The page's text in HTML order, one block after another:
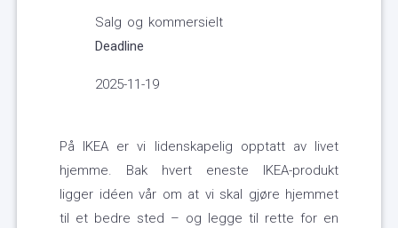
Salg og kommersielt
Deadline
2025-11-19
På IKEA er vi lidenskapelig opptatt av livet
hjemme. Bak hvert eneste IKEA-produkt
ligger idéen vår om at vi skal gjøre hjemmet
til et bedre sted – og legge til rette for en